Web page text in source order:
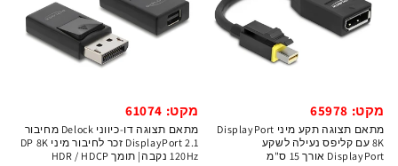
מקט: 65978
מתאם תצוגה תקע מיני DisplayPort
8K עם קליפס נעילה לשקע
DisplayPort אורך 15 ס"מ
מקט: 61074
מתאם תצוגה דו-כיווני Delock מחיבור
DisplayPort 2.1 זכר לחיבור מיני DP 8K
120Hz נקבה| תומך HDR / HDCP